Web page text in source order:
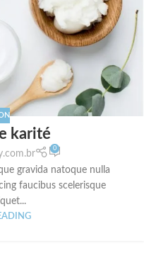
karité
0
gravida natoque nulla
faucibus scelerisque